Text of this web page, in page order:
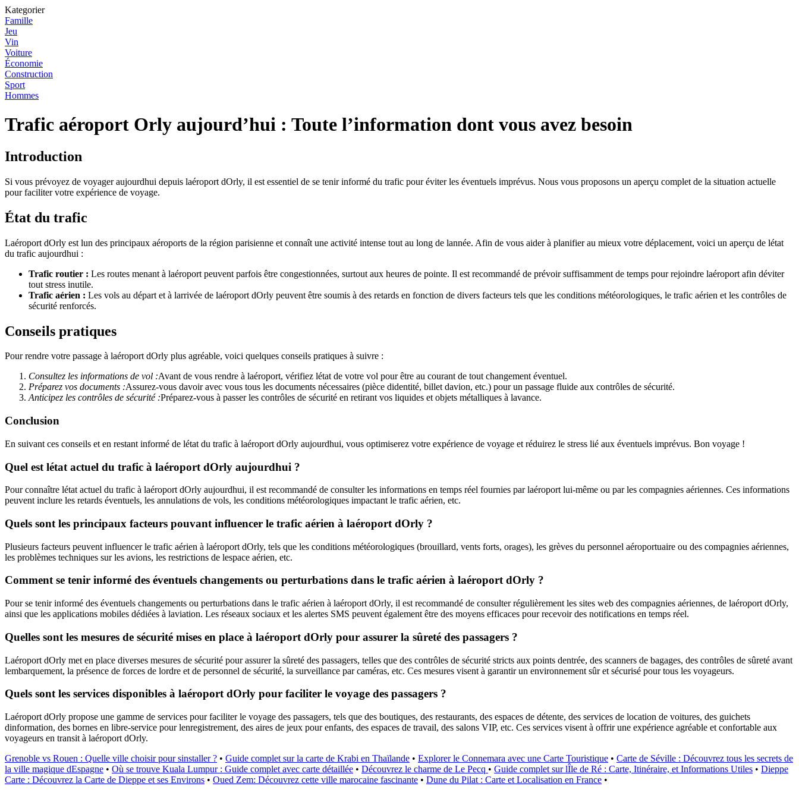
Kategorier
Famille
Jeu
Vin
Voiture
Économie
Construction
Sport
Hommes
Trafic aéroport Orly aujourd’hui : Toute l’information dont vous avez besoin
Introduction
Si vous prévoyez de voyager aujourdhui depuis laéroport dOrly, il est essentiel de se tenir informé du trafic pour éviter les éventuels imprévus. Nous vous proposons un aperçu complet de la situation actuelle
pour faciliter votre expérience de voyage.
État du trafic
Laéroport dOrly est lun des principaux aéroports de la région parisienne et connaît une activité intense tout au long de lannée. Afin de vous aider à planifier au mieux votre déplacement, voici un aperçu de létat
du trafic aujourdhui :
Trafic routier : Les routes menant à laéroport peuvent parfois être congestionnées, surtout aux heures de pointe. Il est recommandé de prévoir suffisamment de temps pour rejoindre laéroport afin déviter
tout stress inutile.
Trafic aérien : Les vols au départ et à larrivée de laéroport dOrly peuvent être soumis à des retards en fonction de divers facteurs tels que les conditions météorologiques, le trafic aérien et les contrôles de
sécurité renforcés.
Conseils pratiques
Pour rendre votre passage à laéroport dOrly plus agréable, voici quelques conseils pratiques à suivre :
Consultez les informations de vol :Avant de vous rendre à laéroport, vérifiez létat de votre vol pour être au courant de tout changement éventuel.
Préparez vos documents :Assurez-vous davoir avec vous tous les documents nécessaires (pièce didentité, billet davion, etc.) pour un passage fluide aux contrôles de sécurité.
Anticipez les contrôles de sécurité :Préparez-vous à passer les contrôles de sécurité en retirant vos liquides et objets métalliques à lavance.
Conclusion
En suivant ces conseils et en restant informé de létat du trafic à laéroport dOrly aujourdhui, vous optimiserez votre expérience de voyage et réduirez le stress lié aux éventuels imprévus. Bon voyage !
Quel est létat actuel du trafic à laéroport dOrly aujourdhui ?
Pour connaître létat actuel du trafic à laéroport dOrly aujourdhui, il est recommandé de consulter les informations en temps réel fournies par laéroport lui-même ou par les compagnies aériennes. Ces informations
peuvent inclure les retards éventuels, les annulations de vols, les conditions météorologiques impactant le trafic aérien, etc.
Quels sont les principaux facteurs pouvant influencer le trafic aérien à laéroport dOrly ?
Plusieurs facteurs peuvent influencer le trafic aérien à laéroport dOrly, tels que les conditions météorologiques (brouillard, vents forts, orages), les grèves du personnel aéroportuaire ou des compagnies aériennes,
les problèmes techniques sur les avions, les restrictions de lespace aérien, etc.
Comment se tenir informé des éventuels changements ou perturbations dans le trafic aérien à laéroport dOrly ?
Pour se tenir informé des éventuels changements ou perturbations dans le trafic aérien à laéroport dOrly, il est recommandé de consulter régulièrement les sites web des compagnies aériennes, de laéroport dOrly,
ainsi que les applications mobiles dédiées à laviation. Les réseaux sociaux et les alertes SMS peuvent également être des moyens efficaces pour recevoir des notifications en temps réel.
Quelles sont les mesures de sécurité mises en place à laéroport dOrly pour assurer la sûreté des passagers ?
Laéroport dOrly met en place diverses mesures de sécurité pour assurer la sûreté des passagers, telles que des contrôles de sécurité stricts aux points dentrée, des scanners de bagages, des contrôles de sûreté avant
lembarquement, la présence de forces de lordre et de personnel de sécurité, la surveillance par caméras, etc. Ces mesures visent à garantir un environnement sûr et sécurisé pour tous les voyageurs.
Quels sont les services disponibles à laéroport dOrly pour faciliter le voyage des passagers ?
Laéroport dOrly propose une gamme de services pour faciliter le voyage des passagers, tels que des boutiques, des restaurants, des espaces de détente, des services de location de voitures, des guichets
dinformation, des bornes en libre-service pour lenregistrement, des aires de jeux pour enfants, des espaces de travail, des salons VIP, etc. Ces services visent à offrir une expérience agréable et confortable aux
voyageurs en transit à laéroport dOrly.
Grenoble vs Rouen : Quelle ville choisir pour sinstaller ? • Guide complet sur la carte de Krabi en Thaïlande • Explorer le Connemara avec une Carte Touristique • Carte de Séville : Découvrez tous les secrets de
la ville magique dEspagne • Où se trouve Kuala Lumpur : Guide complet avec carte détaillée • Découvrez le charme de Le Pecq • Guide complet sur lÎle de Ré : Carte, Itinéraire, et Informations Utiles • Dieppe
Carte : Découvrez la Carte de Dieppe et ses Environs • Oued Zem: Découvrez cette ville marocaine fascinante • Dune du Pilat : Carte et Localisation en France •